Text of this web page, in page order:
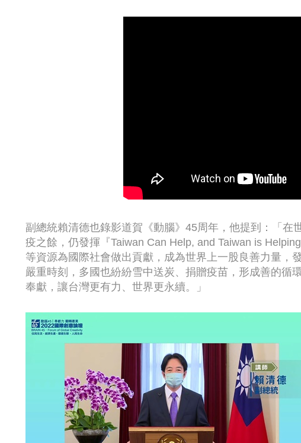
副總統賴清德也錄影道賀《動腦》45周年，他提到：「在
疫之餘，仍發揮『Taiwan Can Help, and Taiwan is
等資源為國際社會做出貢獻，成為世界上一股良善力量，
嚴重時刻，多國也紛紛雪中送炭、捐贈疫苗，形成善的循
奉獻，讓台灣更有力、世界更永續。」